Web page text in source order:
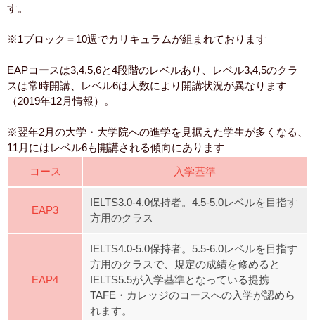
す。
※1ブロック＝10週でカリキュラムが組まれております
EAPコースは3,4,5,6と4段階のレベルあり、レベル3,4,5のクラ
スは常時開講、レベル6は人数により開講状況が異なります
（2019年12月情報）。
※翌年2月の大学・大学院への進学を見据えた学生が多くなる、
11月にはレベル6も開講される傾向にあります
コース
入学基準
EAP3
IELTS3.0-4.0保持者。4.5-5.0レベルを目指す
方用のクラス
EAP4
IELTS4.0-5.0保持者。5.5-6.0レベルを目指す
方用のクラスで、規定の成績を修めると
IELTS5.5が入学基準となっている提携
TAFE・カレッジのコースへの入学が認めら
れます。